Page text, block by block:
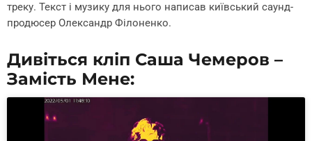
треку. Текст і музику для нього написав київський саунд-
продюсер Олександр Філоненко.
Дивіться кліп Саша Чемеров –
Замість Мене: